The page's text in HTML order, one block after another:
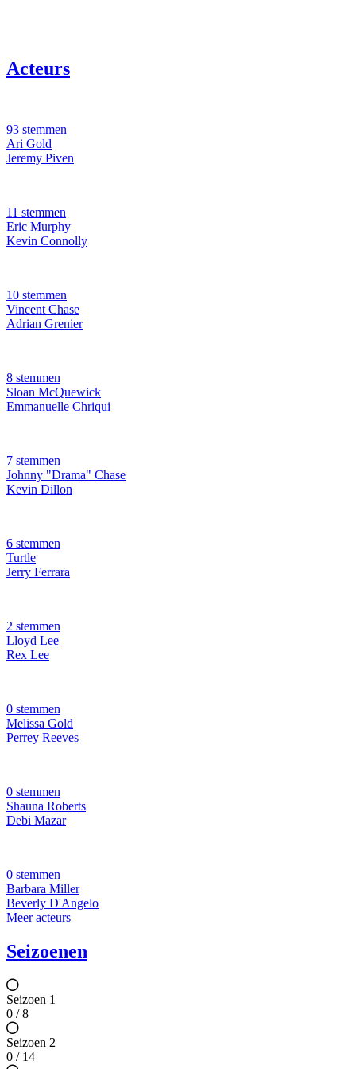
Acteurs
93 stemmen
Ari Gold
Jeremy Piven
11 stemmen
Eric Murphy
Kevin Connolly
10 stemmen
Vincent Chase
Adrian Grenier
8 stemmen
Sloan McQuewick
Emmanuelle Chriqui
7 stemmen
Johnny "Drama" Chase
Kevin Dillon
6 stemmen
Turtle
Jerry Ferrara
2 stemmen
Lloyd Lee
Rex Lee
0 stemmen
Melissa Gold
Perrey Reeves
0 stemmen
Shauna Roberts
Debi Mazar
0 stemmen
Barbara Miller
Beverly D'Angelo
Meer acteurs
Seizoenen
Seizoen 1
0 / 8
Seizoen 2
0 / 14